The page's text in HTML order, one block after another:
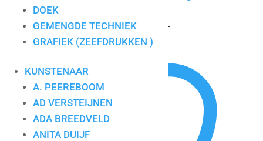
DOEK
GEMENGDE TECHNIEK
GRAFIEK (ZEEFDRUKKEN )
KUNSTENAAR
A. PEEREBOOM
AD VERSTEIJNEN
ADA BREEDVELD
ANITA DUIJF
Ronald Boonacker 4